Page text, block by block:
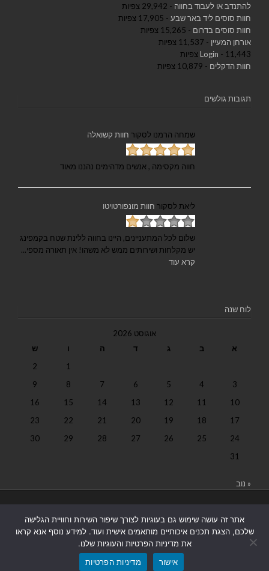
להתנדב או לעבוד בחווה - 29,942 צפיות
חוות סוסים ליד באר שבע - 17,905 צפיות
חוות סוסים בדרום - 15,265 צפיות
אורחן המעיין - 11,537 צפיות
Login - 11,443 צפיות
חוות הדקלים - 10,879 צפיות
תגובות גולשים
שמחה הרמנו לסקור חוות קשואלה
חווה מקסימה , אנשים מדהימים נהננו מאוד
ליאת לסקור חוות מונפורטויטו
שלום לכל המתעניינים, היינו בחווה ללינת שטח בקמפינג
יש מקלחות ושירותים ממש לא משהו! אין תאורה מספי...
קרא עוד
לוח שנה
אוגוסט 2026
א
ב ג ד ה ו
ש
1
2
3
4
5
6
7
8
9
10
11
12
13
14
15
16
17
18
19
20
21
22
23
24
25
26
27
28
29
30
31
« נוב
אתרים בבאר שבע|
אתר זה עושה שימוש גם בעוגיות לצורך שיפור השירות וחוויית הגלישה
שלכם, הצגת תכנים איכותיים מותאמים אישית ועוד. למידע נוסף אנא קראו
את מדיניות הפרטיות והעוגיות שלנו.
אישור
מדיניות הפרטיות